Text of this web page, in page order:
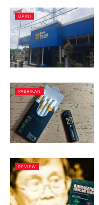
OPINI
PABRIKAN
REVIEW